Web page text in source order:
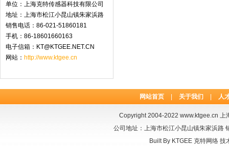
单位：上海克特传感器科技有限公司
地址：上海市松江小昆山镇朱家浜路
销售电话：86-021-51860181
手机：86-18601660163
电子信箱：KT@KTGEE.NET.CN
网站： http://www.ktgee.cn
网站首页 关于我们 人
Copyright 2004-2022 www.ktgee.cn 上
公司地址：上海市松江小昆山镇朱家浜路
Built By KTGEE 克特网络技